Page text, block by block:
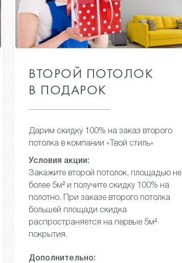
ВТОРОЙ ПОТОЛОК
В ПОДАРОК
Дарим скидку 100% на заказ второго
потолка в компании «Твой стиль»
Условия акции:
Закажите второй потолок, площадью не
более 5м² и получите скидку 100% на
полотно. При заказе второго потолка
большей площади скидка
распространяется на первые 5м²
покрытия.
Дополнительно: